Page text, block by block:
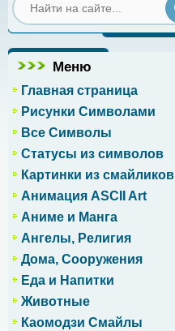
Меню
Главная страница
Рисунки Символами
Все Символы
Статусы из символов
Картинки из смайликов
Анимация ASCII Art
Аниме и Манга
Ангелы, Религия
Дома, Сооружения
Еда и Напитки
Животные
Каомодзи Смайлы